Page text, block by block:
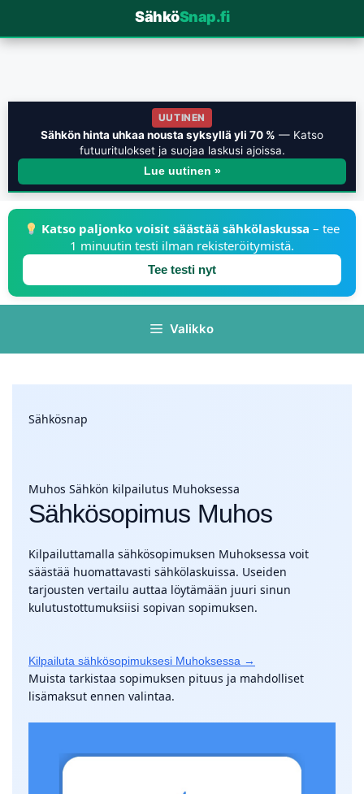
SähköSnap.fi
UUTINEN
Sähkön hinta uhkaa nousta syksyllä yli 70 % — Katso
futuuritulokset ja suojaa laskusi ajoissa.
Lue uutinen »
Katso paljonko voisit säästää sähkölaskussa – tee
1 minuutin testi ilman rekisteröitymistä.
Tee testi nyt
Valikko
Sähkösnap
Muhos Sähkön kilpailutus Muhoksessa
Sähkösopimus Muhos
Kilpailuttamalla sähkösopimuksen Muhoksessa voit
säästää huomattavasti sähkölaskuissa. Useiden
tarjousten vertailu auttaa löytämään juuri sinun
kulutustottumuksiisi sopivan sopimuksen.
Kilpailuta sähkösopimuksesi Muhoksessa →
Muista tarkistaa sopimuksen pituus ja mahdolliset
lisämaksut ennen valintaa.